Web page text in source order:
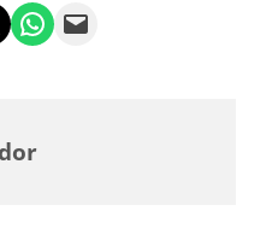
WhatsApp Email